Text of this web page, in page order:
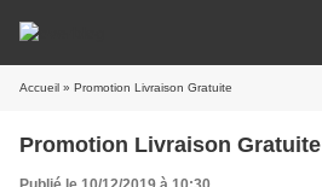
Accueil » Promotion Livraison Gratuite
Promotion Livraison Gratuite